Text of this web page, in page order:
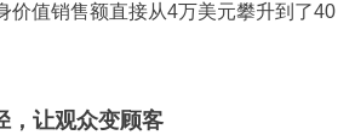
价值销售额直接从4万美元攀升到了40
，让观众变顾客